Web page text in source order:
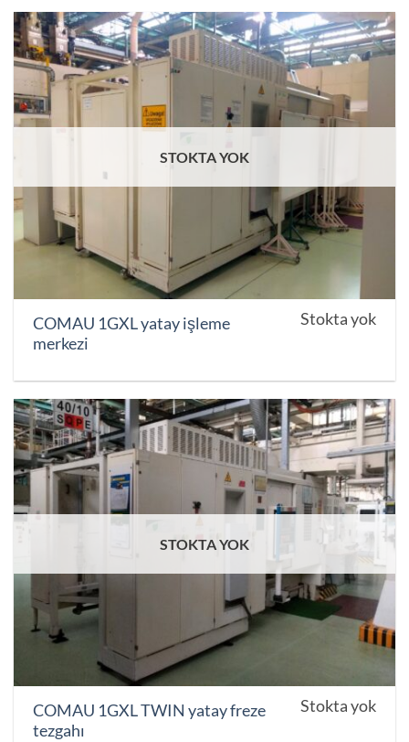
STOKTA YOK
COMAU 1GXL yatay işleme
merkezi
Stokta yok
STOKTA YOK
COMAU 1GXL TWIN yatay freze
tezgahı
Stokta yok